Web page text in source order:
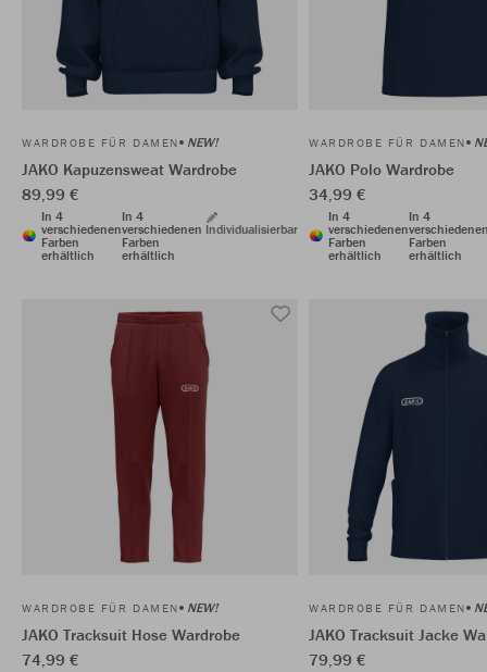
WARDROBE FÜR DAMEN NEW!
JAKO Kapuzensweat Wardrobe
89,99 €
In 4
verschiedenen
Farben
erhältlich
In 4
verschiedenen
Farben
erhältlich
Individualisierbar
WARDROBE FÜR DAMEN
JAKO Polo Wardrobe
34,99 €
In 4
verschiedenen
Farben
erhältlich
In 4
Farben
erhältlich
WARDROBE FÜR DAMEN NEW!
JAKO Tracksuit Hose Wardrobe
74,99 €
WARDROBE FÜR DAMEN
JAKO Tracksuit Jacke
79,99 €